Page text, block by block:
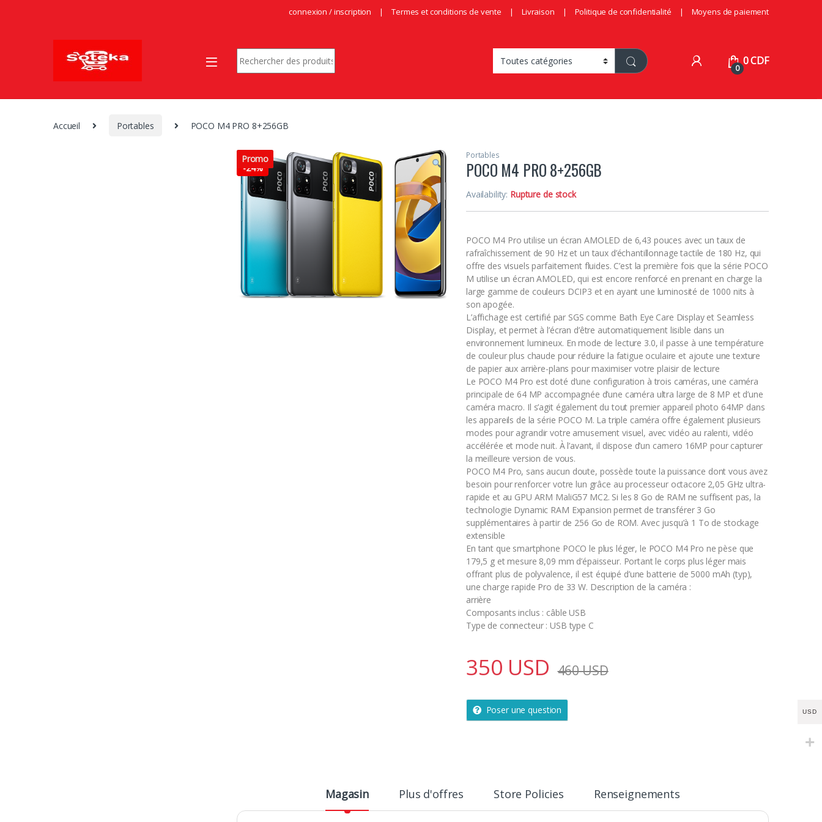
connexion / inscription Termes et conditions de vente Livraison Politique de confidentialité Moyens de paiement
Search for:
0
0CDF
Accueil Portables POCO M4 PRO 8+256GB
-24%
Promo Portables
POCO M4 PRO 8+256GB
Availability: Rupture de stock
POCO M4 Pro utilise un écran AMOLED de 6,43 pouces avec un taux de
rafraîchissement de 90 Hz et un taux d’échantillonnage tactile de 180 Hz, qui
offre des visuels parfaitement fluides. C’est la première fois que la série POCO
M utilise un écran AMOLED, qui est encore renforcé en prenant en charge la
large gamme de couleurs DCIP3 et en ayant une luminosité de 1000 nits à
son apogée.
L’affichage est certifié par SGS comme Bath Eye Care Display et Seamless
Display, et permet à l’écran d’être automatiquement lisible dans un
environnement lumineux. En mode de lecture 3.0, il passe à une température
de couleur plus chaude pour réduire la fatigue oculaire et ajoute une texture
de papier aux arrière-plans pour maximiser votre plaisir de lecture
Le POCO M4 Pro est doté d’une configuration à trois caméras, une caméra
principale de 64 MP accompagnée d’une caméra ultra large de 8 MP et d’une
caméra macro. Il s’agit également du tout premier appareil photo 64MP dans
les appareils de la série POCO M. La triple caméra offre également plusieurs
modes pour agrandir votre amusement visuel, avec vidéo au ralenti, vidéo
accélérée et mode nuit. À l’avant, il dispose d’un carnero 16MP pour capturer
la meilleure version de vous.
POCO M4 Pro, sans aucun doute, possède toute la puissance dont vous avez
besoin pour renforcer votre lun grâce au processeur octacore 2,05 GHz ultra-
rapide et au GPU ARM MaliG57 MC2. Si les 8 Go de RAM ne suffisent pas, la
technologie Dynamic RAM Expansion permet de transférer 3 Go
supplémentaires à partir de 256 Go de ROM. Avec jusqu’à 1 To de stockage
extensible
En tant que smartphone POCO le plus léger, le POCO M4 Pro ne pèse que
179,5 g et mesure 8,09 mm d’épaisseur. Portant le corps plus léger mais
offrant plus de polyvalence, il est équipé d’une batterie de 5000 mAh (typ),
une charge rapide Pro de 33 W. Description de la caméra :
arrière
Composants inclus : câble USB
Type de connecteur : USB type C
350 USD 460USD
Poser une question
Magasin Plus d'offres Store Policies Renseignements
USD